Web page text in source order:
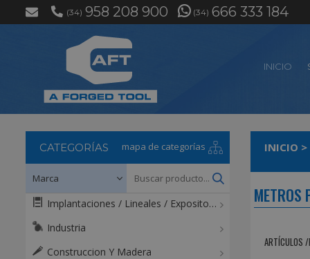
(34) 958 208 900 (34) 666 333 184
INICIO
INICIO >
METROS
ARTÍCULOS /
CATEGORÍAS mapa de categorías
Implantaciones / Lineales / Expositores / Mostradores
Industria
Construccion Y Madera